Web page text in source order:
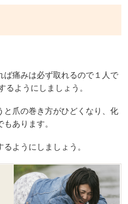
ば痛みは必ず取れるので１人で
るようにしましょう。
と爪の巻き方がひどくなり、化
あります。
ようにしましょう。